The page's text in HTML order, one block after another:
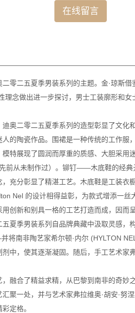
在线留言
二五夏季男装系列的主题。金·琼斯借
理念做出进一步探讨，男士工装廓形和
二零二五夏季系列的造型彰显了文化
的陶瓷作品。围裙是一种传统的工作
特展现了圆润而厚重的质感、大胆采
前从未制作过）。铆钉——木底鞋的经典
分彰显了精湛工艺。木底鞋是工装衣
Nel 的设计相得益彰，为款式增添一
创新和别具一格的工艺打造而成，因
季男装系列自品牌典藏中汲取灵感，
南非陶艺家希尔顿·内尔 (HYLTON
中，使其逐渐凝固。随后，手工艺术
合了精益求精，从巴黎到南非的奇妙之
一处，并与艺术家弗拉维奥·胡安·努
定格。